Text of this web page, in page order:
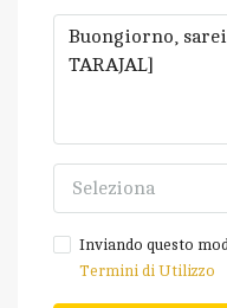
Seleziona
Inviando questo
Termini di Utilizzo